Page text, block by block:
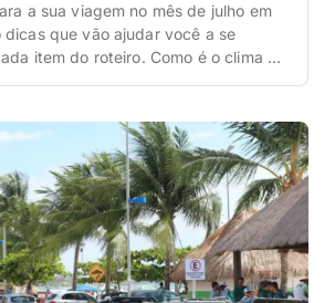
a sua viagem no mês de julho em
dicas que vão ajudar você a se
item do roteiro. Como é o clima e
de Maragogi em julho é a que […]